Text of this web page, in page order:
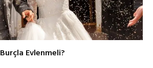
Evlenmeli?